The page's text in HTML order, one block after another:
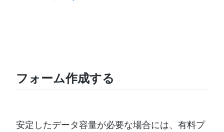
フォーム作成する
安定したデータ容量が必要な場合には、有料プ